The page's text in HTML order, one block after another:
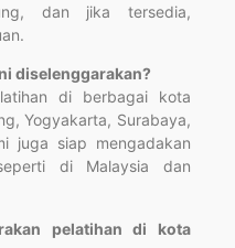
dan jika tersedia,
diselenggarakan?
di berbagai kota
Yogyakarta, Surabaya,
juga siap mengadakan
di Malaysia dan
pelatihan di kota